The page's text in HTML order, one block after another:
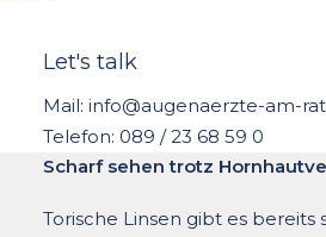
Let's talk
Mail: info@augenaerzte-am-
Telefon: 089 / 23 68 59 0
Scharf sehen trotz
Torische Linsen gibt es bereits